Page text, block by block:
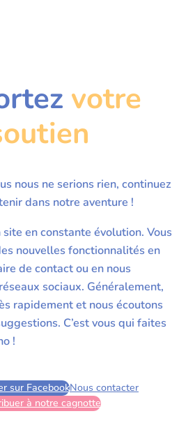
votre
nous ne serions rien, continuez
dans notre aventure !
en constante évolution. Vous
nouvelles fonctionnalités en
de contact ou en nous
sociaux. Généralement,
rapidement et nous écoutons
C’est vous qui faites
!
sur FacebookNous contacter
à notre cagnotte